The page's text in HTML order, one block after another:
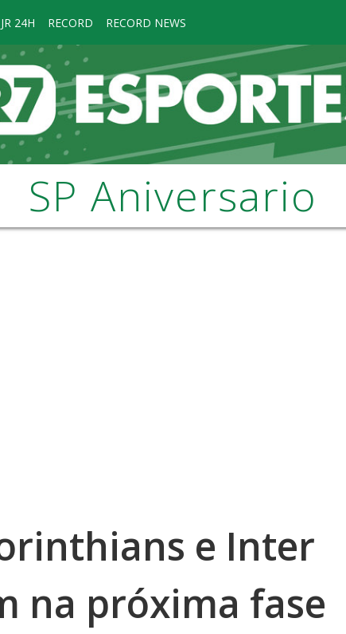
JR 24H RECORD RECORD NEWS
SP Aniversario
e Inter
na próxima fase